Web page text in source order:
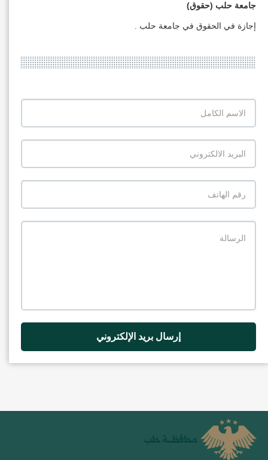
جامعة حلب (حقوق)
إجازة في الحقوق في جامعة حلب .
إرسال بريد الإلكتروني